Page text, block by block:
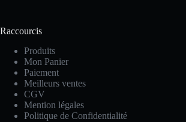
Raccourcis
Produits
Mon Panier
Paiement
Meilleurs ventes
CGV
Mention légales
Politique de Confidentialité